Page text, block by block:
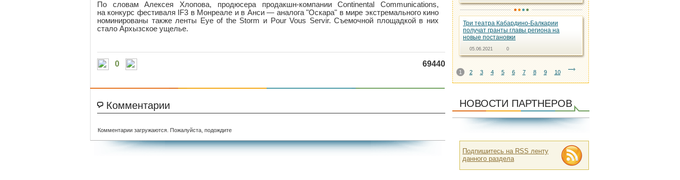
По словам Алексея Хлопова, продюсера продакшн-компании Сontinental Сommunications,
на конкурс фестиваля IF3 в Монреале и в Анси — аналога "Оскара" в мире экстремального кино
номинированы также ленты Eye of the Storm и Pour Vous Servir. Съемочной площадкой в них
стало Архызское ущелье.
0 69440
Комментарии
Комментарии загружаются. Пожалуйста, подождите
Три театра Кабардино-Балкарии
получат гранты главы региона на
новые постановки
05.06.2021 0
1 2 3 4 5 6 7 8 9 10
НОВОСТИ ПАРТНЕРОВ
Подпишитесь на RSS ленту
данного раздела